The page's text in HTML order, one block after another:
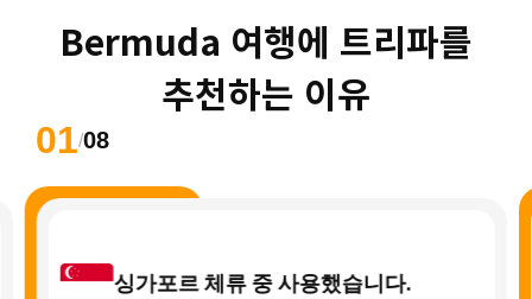
추천하는 이유
01/08
싱가포르 체류 중 사용했습니다.